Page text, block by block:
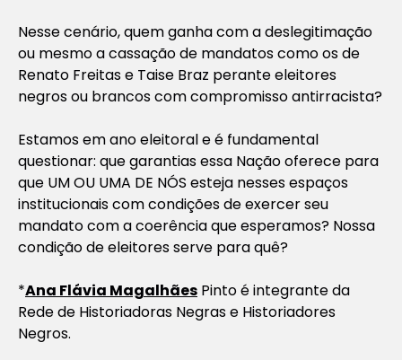
Nesse cenário, quem ganha com a deslegitimação
ou mesmo a cassação de mandatos como os de
Renato Freitas e Taise Braz perante eleitores
negros ou brancos com compromisso antirracista?
Estamos em ano eleitoral e é fundamental
questionar: que garantias essa Nação oferece para
que UM OU UMA DE NÓS esteja nesses espaços
institucionais com condições de exercer seu
mandato com a coerência que esperamos? Nossa
condição de eleitores serve para quê?
*Ana Flávia Magalhães Pinto é integrante da
Rede de Historiadoras Negras e Historiadores
Negros.